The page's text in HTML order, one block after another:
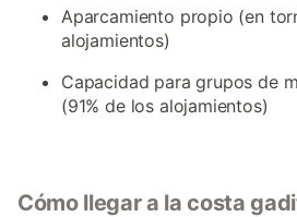
Aparcamiento propio (en
alojamientos)
Capacidad para grupos de
(91% de los alojamientos)
Cómo llegar a la costa